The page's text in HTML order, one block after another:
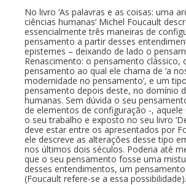
No livro ‘As palavras e as coisas: uma
ciências humanas’ Michel Foucault
essencialmente três maneiras de
pensamento a partir desses
epistemes – deixando de lado o
Renascimento: o pensamento clássico,
pensamento ao qual ele chama de ‘a
modernidade no pensamento’, e um
pensamento depois deste, no domínio
humanas. Sem dúvida o seu
de elementos de configuração -,
o seu trabalho e exposto no seu livro
deve estar entre os apresentados por
ele descreve as alterações desse tipo
nos últimos dois séculos. Poderia até
que o seu pensamento fosse uma
desses entendimentos, um
(Foucault refere-se a essa possibilidade).